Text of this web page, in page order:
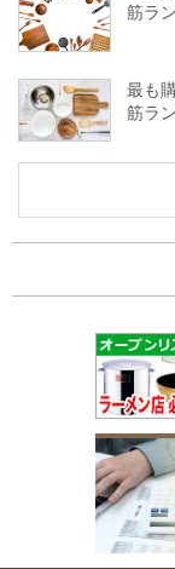
筋ラ
最も
筋ラ